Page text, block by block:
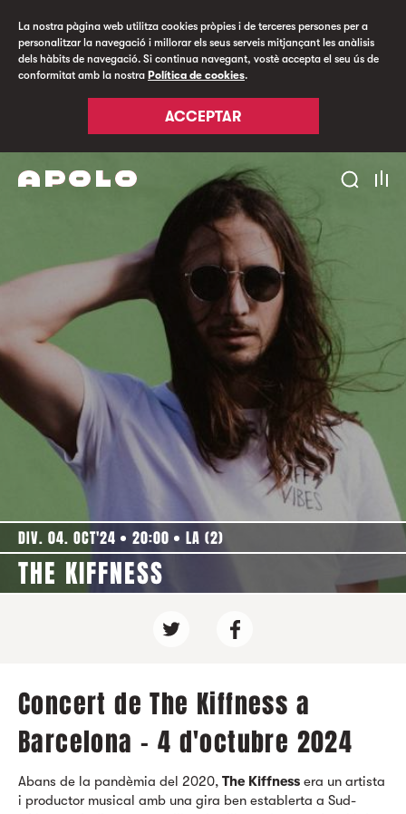
La nostra pàgina web utilitza cookies pròpies i de terceres persones per a
personalitzar la navegació i millorar els seus serveis mitjançant les anàlisis
dels hàbits de navegació. Si continua navegant, vostè accepta el seu ús de
conformitat amb la nostra Política de cookies.
ACCEPTAR
DIV. 04. OCT'24 20:00 LA (2)
THE KIFFNESS
Concert de The Kiffness a
Barcelona - 4 d'octubre 2024
Abans de la pandèmia del 2020, The Kiffness era un artista
i productor musical amb una gira ben establerta a Sud-